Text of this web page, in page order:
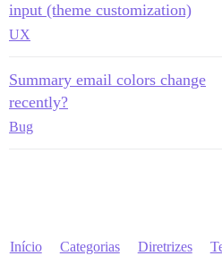
input (theme customization)
UX
Summary email colors change
recently?
Bug
Início Categorias Diretrizes